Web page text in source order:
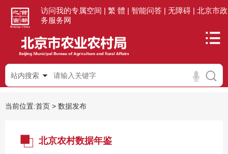
访问我的专属空间 | 繁 體 | 智能问答 | 无障碍 | 北京市政
务服务网
站内搜索
当前位置:首页 > 数据发布
北京农村数据年鉴